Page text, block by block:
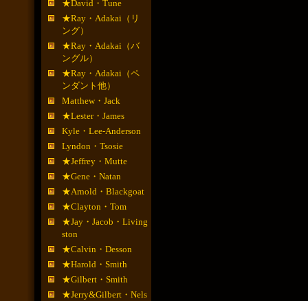
★David・Tune
★Ray・Adakai（リ
ング）
★Ray・Adakai（バ
ングル）
★Ray・Adakai（ペ
ンダント他）
Matthew・Jack
★Lester・James
Kyle・Lee-Anderson
Lyndon・Tsosie
★Jeffrey・Mutte
★Gene・Natan
★Arnold・Blackgoat
★Clayton・Tom
★Jay・Jacob・Living
ston
★Calvin・Desson
★Harold・Smith
★Gilbert・Smith
★Jerry&Gilbert・Nels